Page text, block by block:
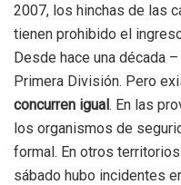
2007, los hinchas de las
tienen prohibido el
Desde hace una década
Primera División. Pero
concurren igual. En las
los organismos de
formal. En otros
sábado hubo incidentes